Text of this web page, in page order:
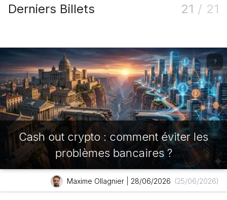
Derniers Billets 21 / 21
?
Cash out crypto : comment éviter les
problèmes bancaires ?
Maxime Ollagnier 28/06/2026 (25/06/2026)